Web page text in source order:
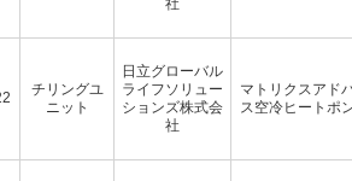
チリングユ
ニット
日立グローバル
ライフソリュー
ションズ株式会
社
マトリクスアド
ス空冷ヒートポ